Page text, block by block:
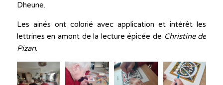
Dheune.
Les ainés ont colorié avec application et intérêt les
lettrines en amont de la lecture épicée de Christine de
Pizan.